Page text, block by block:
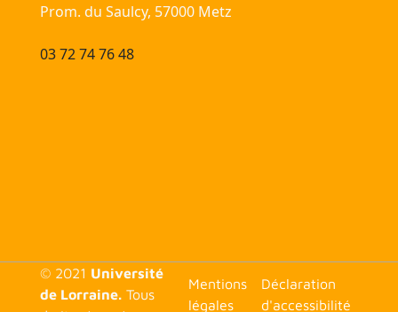
Prom. du Saulcy, 57000 Metz
03 72 74 76 48
© 2021 Université
de Lorraine.Tous
<none>
Mentions
légales
Déclaration
d'accessibilité